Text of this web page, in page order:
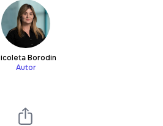
Borodin
Autor